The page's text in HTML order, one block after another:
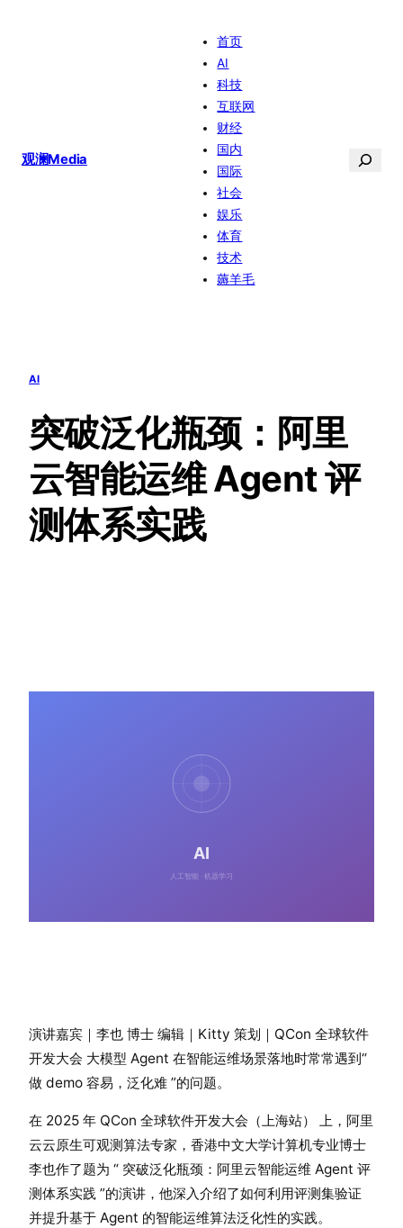
观澜Media
首页
AI
科技
互联网
财经
国内
国际
社会
娱乐
体育
技术
薅羊毛
搜
AI
突破泛化瓶颈：阿里
云智能运维 Agent 评
测体系实践
演讲嘉宾｜李也 博士 编辑｜Kitty 策划｜QCon 全球软件
开发大会 大模型 Agent 在智能运维场景落地时常常遇到“
做 demo 容易，泛化难 ”的问题。
在 2025 年 QCon 全球软件开发大会（上海站） 上，阿里
云云原生可观测算法专家，香港中文大学计算机专业博士
李也作了题为 “ 突破泛化瓶颈：阿里云智能运维 Agent 评
测体系实践 ”的演讲，他深入介绍了如何利用评测集验证
并提升基于 Agent 的智能运维算法泛化性的实践。